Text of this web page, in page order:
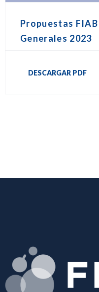
Propuestas
Generales 2023
DESCARGAR PDF